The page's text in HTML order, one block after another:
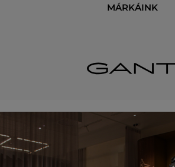
MÁRKÁINK